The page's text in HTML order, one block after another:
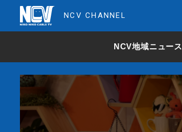
NCV CHANNEL
NCV地域ニュース